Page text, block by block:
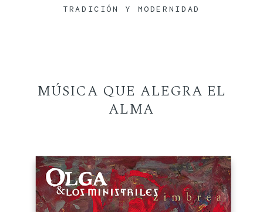
TRADICIÓN Y MODERNIDAD
MÚSICA QUE ALEGRA EL
ALMA